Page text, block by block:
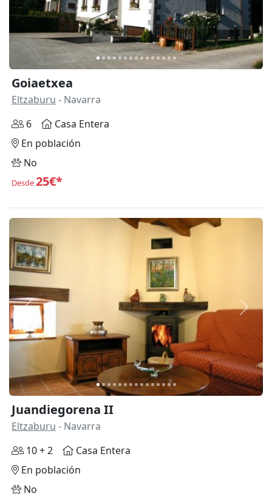
Goiaetxea
Eltzaburu - Navarra
6
Casa Entera
En población
No
Desde25€*
Anterior
Juandiegorena II
Eltzaburu - Navarra
10 + 2
Casa Entera
En población
No